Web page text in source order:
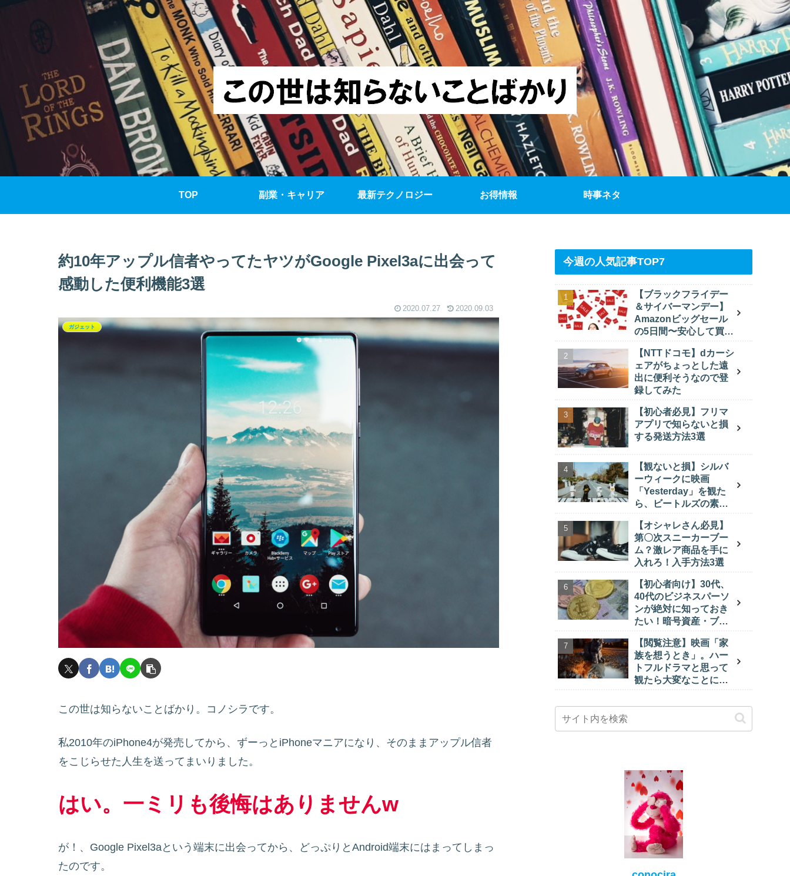
TOP 副業・キャリア 最新テクノロジー お得情報 時事ネタ
約10年アップル信者やってたヤツがGoogle Pixel3aに出会って
感動した便利機能3選
2020.07.27 2020.09.03
ガジェット
この世は知らないことばかり。コノシラです。
私2010年のiPhone4が発売してから、ずーっとiPhoneマニアになり、そのままアップル信者
をこじらせた人生を送ってまいりました。
はい。一ミリも後悔はありませんw
が！、Google Pixel3aという端末に出会ってから、どっぷりとAndroid端末にはまってしまっ
たのです。
今週の人気記事TOP7
【ブラックフライデー
＆サイバーマンデー】
Amazonビッグセール
の5日間〜安心して買え
【NTTドコモ】dカーシ
ェアがちょっとした遠
出に便利そうなので登
録してみた
【初心者必見】フリマ
アプリで知らないと損
する発送方法3選
【観ないと損】シルバ
ーウィークに映画
「Yesterday」を観た
ら、ビートルズの素晴
知った。
【オシャレさん必見】
第〇次スニーカーブー
ム？激レア商品を手に
入れろ！入手方法3選
【初心者向け】30代、
40代のビジネスパーソ
ンが絶対に知っておき
たい！暗号資産・ブロ
語5選
【閲覧注意】映画「家
族を想うとき」。ハー
トフルドラマと思って
観たら大変なことにな
ネタバレあり